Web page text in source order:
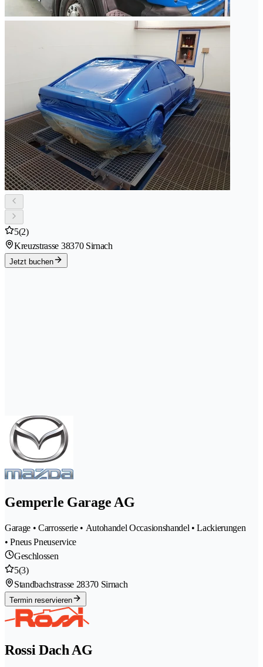
5(2)
Kreuzstrasse 38370 Sirnach
Jetzt buchen
Gemperle Garage AG
Garage • Carrosserie • Autohandel Occasionshandel • Lackierungen
• Pneus Pneuservice
Geschlossen
5(3)
Standbachstrasse 28370 Sirnach
Termin reservieren
Rossi Dach AG